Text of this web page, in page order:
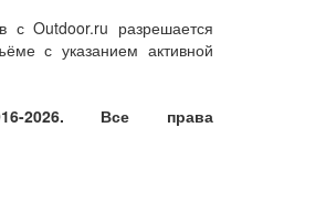
с Outdoor.ru разрешается
с указанием активной
2026. Все права